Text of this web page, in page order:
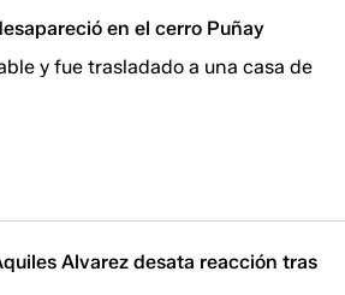
en el cerro Puñay
y fue trasladado a una casa de
Alvarez desata reacción tras